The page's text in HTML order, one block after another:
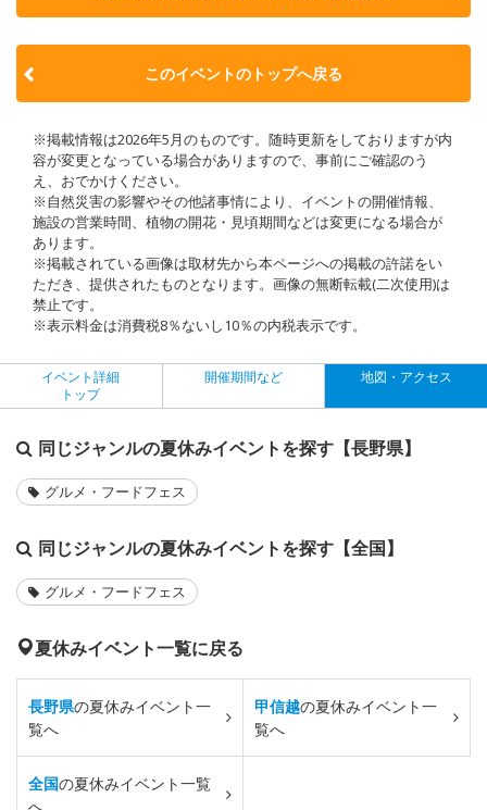
このイベントのトップへ戻る
※掲載情報は2026年5月のものです。随時更新をしておりますが内
容が変更となっている場合がありますので、事前にご確認のう
え、おでかけください。
※自然災害の影響やその他諸事情により、イベントの開催情報、
施設の営業時間、植物の開花・見頃期間などは変更になる場合が
あります。
※掲載されている画像は取材先から本ページへの掲載の許諾をい
ただき、提供されたものとなります。画像の無断転載(二次使用)は
禁止です。
※表示料金は消費税8％ないし10％の内税表示です。
イベント詳細
トップ
開催期間など 地図・アクセス
同じジャンルの夏休みイベントを探す【長野県】
グルメ・フードフェス
同じジャンルの夏休みイベントを探す【全国】
グルメ・フードフェス
夏休みイベント一覧に戻る
長野県の夏休みイベント一
覧へ
甲信越の夏休みイベント一
覧へ
全国の夏休みイベント一覧
へ